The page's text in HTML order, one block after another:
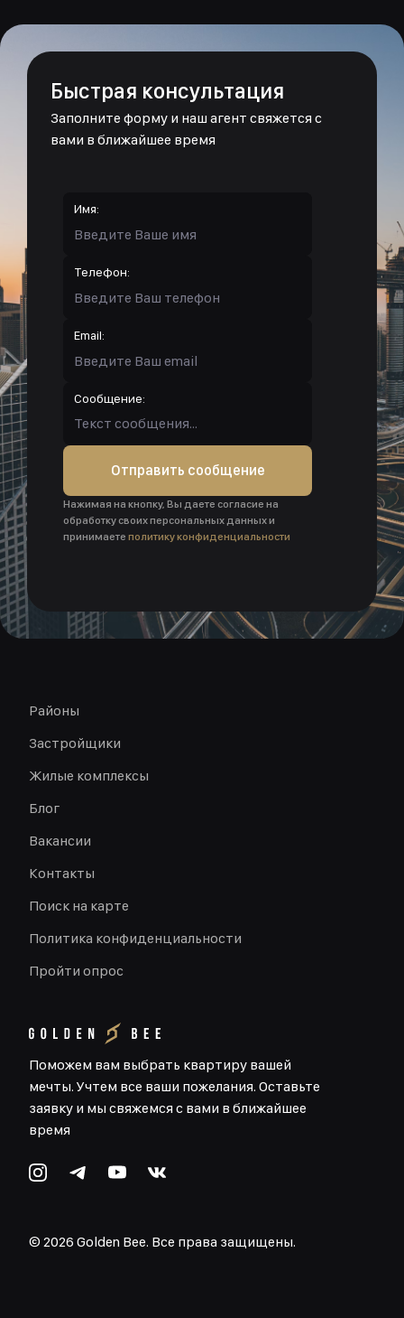
Быстрая консультация
Заполните форму и наш агент свяжется с
вами в ближайшее время
Имя:
Телефон:
Email:
Сообщение:
Отправить сообщение
Нажимая на кнопку, Вы даете согласие на
обработку своих персональных данных и
принимаете политику конфиденциальности
Поможем вам выбрать квартиру вашей
мечты. Учтем все ваши пожелания. Оставьте
заявку и мы свяжемся с вами в ближайшее
время
© 2026 Golden Bee. Все права защищены.
Районы
Застройщики
Жилые комплексы
Блог
Вакансии
Контакты
Поиск на карте
Политика конфиденциальности
Пройти опрос